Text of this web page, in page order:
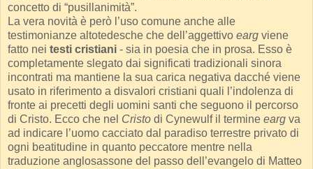
concetto di “pusillanimità”.
La vera novità è però l’uso comune anche alle
testimonianze altotedesche che dell’aggettivo earg viene
fatto nei testi cristiani - sia in poesia che in prosa. Esso è
completamente slegato dai significati tradizionali sinora
incontrati ma mantiene la sua carica negativa dacché viene
usato in riferimento a disvalori cristiani quali l’indolenza di
fronte ai precetti degli uomini santi che seguono il percorso
di Cristo. Ecco che nel Cristo di Cynewulf il termine earg va
ad indicare l’uomo cacciato dal paradiso terrestre privato di
ogni beatitudine in quanto peccatore mentre nella
traduzione anglosassone del passo dell’evangelo di Matteo